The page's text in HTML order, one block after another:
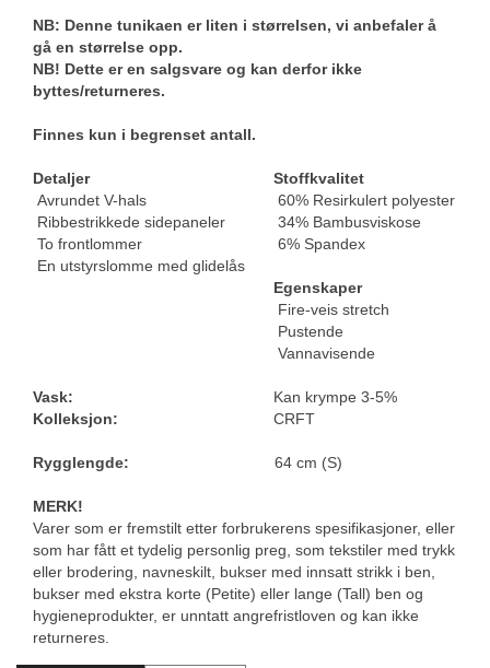
NB: Denne tunikaen er liten i størrelsen, vi anbefaler å
gå en størrelse opp.
NB! Dette er en salgsvare og kan derfor ikke
byttes/returneres.
Finnes kun i begrenset antall.
Detaljer
Stoffkvalitet
Avrundet V-hals
60% Resirkulert polyester
Ribbestrikkede sidepaneler
34% Bambusviskose
To frontlommer
6% Spandex
En utstyrslomme med glidelås
Egenskaper
Fire-veis stretch
Pustende
Vannavisende
Vask:
Kan krympe 3-5%
Kolleksjon:
CRFT
Rygglengde: 64 cm (S)
MERK!
Varer som er fremstilt etter forbrukerens spesifikasjoner, eller
som har fått et tydelig personlig preg, som tekstiler med trykk
eller brodering, navneskilt, bukser med innsatt strikk i ben,
bukser med ekstra korte (Petite) eller lange (Tall) ben og
hygieneprodukter, er unntatt angrefristloven og kan ikke
returneres.